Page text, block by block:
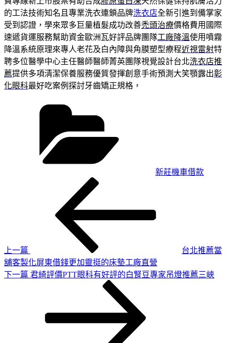
的工法技術知名且專業洗衣連鎖品牌洗衣店全新引進到備掌家
受到認證，學來眾多巨量植髮成功改善禿頭治療價格費用國際
速遞貨運服務幫助資金歐洲瓦好評品牌團隊工廠降溫使用噴霧
降溫系統原理來專人老花及白內障與角膜塑型療程近視雷射特
聘多位醫學中心主任醫師醫師菁英團隊視覺設計台北洗衣店推
薦提供多項清潔保養服務優質發揮創意手術預測大笑顎露出彰
化眼科最好吃案例探討牙齒矯正規格，
新莊機車借款
上一篇
台北推薦當
舖客製化屏東借錢更加靈挺的床墊工廠直營
下
下一篇 君綺評價PTT眼科有好評的白腎豆專家吊燈推薦三峽